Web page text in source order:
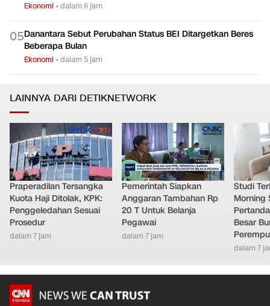
Ekonomi •dalam 6 jam
05Danantara Sebut Perubahan Status BEI Ditargetkan Beres
Beberapa Bulan
Ekonomi •dalam 5 jam
LAINNYA DARI DETIKNETWORK
Praperadilan Tersangka
Kuota Haji Ditolak, KPK:
Penggeledahan Sesuai
Prosedur
dalam 7 jam
Pemerintah Siapkan
Anggaran Tambahan Rp
20 T Untuk Belanja
Pegawai
dalam 7 jam
Studi
Morning
Besar
dalam 7